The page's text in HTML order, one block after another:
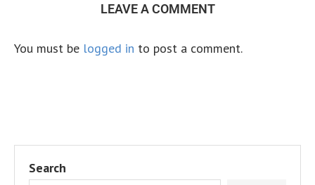
LEAVE A COMMENT
You must be logged in to post a comment.
Search